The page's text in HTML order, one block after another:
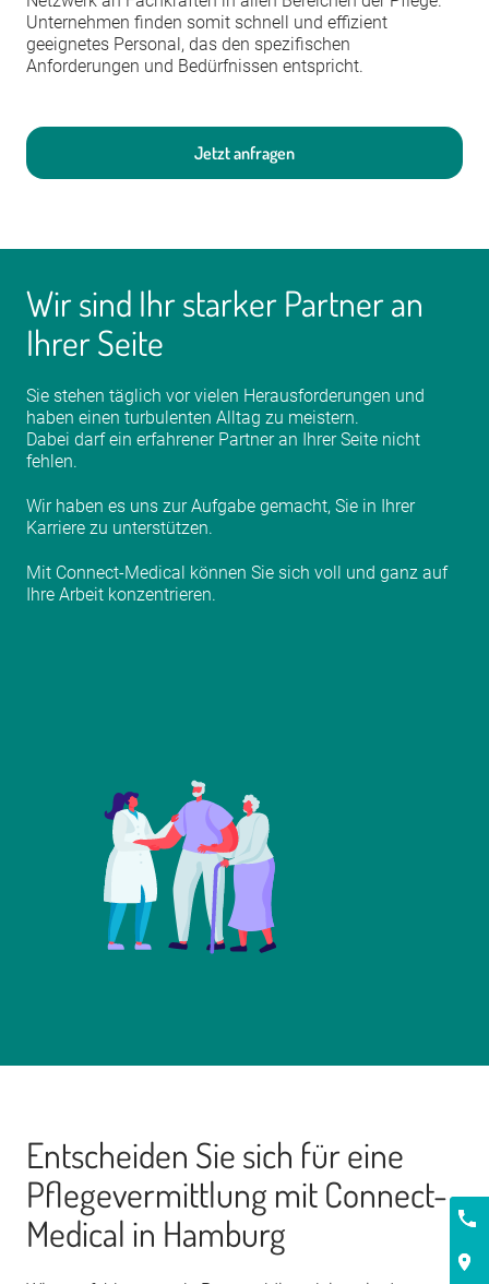
Unternehmen finden somit schnell und effizient
geeignetes Personal, das den spezifischen
Anforderungen und Bedürfnissen entspricht.
Jetzt anfragen
Wir sind Ihr starker Partner an
Ihrer Seite
Sie stehen täglich vor vielen Herausforderungen und
haben einen turbulenten Alltag zu meistern.
Dabei darf ein erfahrener Partner an Ihrer Seite nicht
fehlen.
Wir haben es uns zur Aufgabe gemacht, Sie in Ihrer
Karriere zu unterstützen.
Mit Connect-Medical können Sie sich voll und ganz auf
Ihre Arbeit konzentrieren.
Entscheiden Sie sich für eine
Pflegevermittlung mit Connect-
Medical in Hamburg